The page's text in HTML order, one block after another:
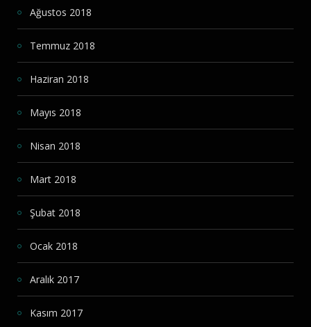
Ağustos 2018
Temmuz 2018
Haziran 2018
Mayıs 2018
Nisan 2018
Mart 2018
Şubat 2018
Ocak 2018
Aralık 2017
Kasım 2017